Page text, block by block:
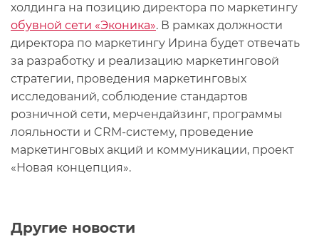
Другие новости
холдинга на позицию директора по маркетингу
обувной сети «Эконика». В рамках должности
директора по маркетингу Ирина будет отвечать
за разработку и реализацию маркетинговой
стратегии, проведения маркетинговых
исследований, соблюдение стандартов
розничной сети, мерчендайзинг, программы
лояльности и CRM-систему, проведение
маркетинговых акций и коммуникации, проект
«Новая концепция».